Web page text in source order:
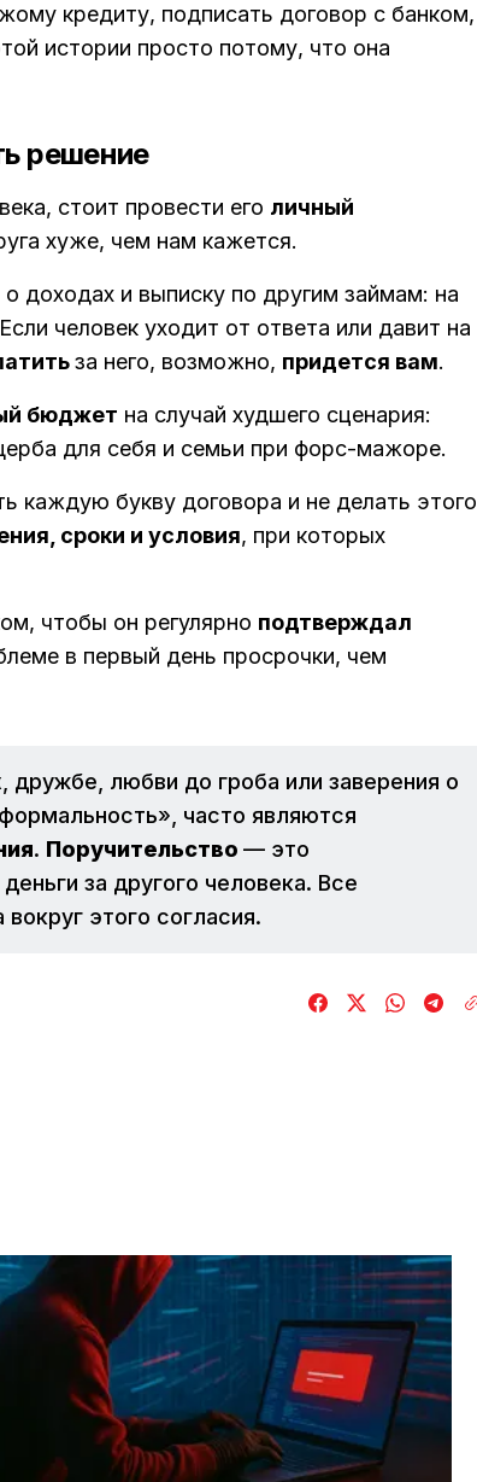
кредиту, подписать договор с банком,
истории просто потому, что она
решение
стоит провести его личный
хуже, чем нам кажется.
о доходах и выписку по другим займам: на
человек уходит от ответа или давит на
за него, возможно, придется вам.
бюджет на случай худшего сценария:
для себя и семьи при форс-мажоре.
каждую букву договора и не делать этого
сроки и условия, при которых
чтобы он регулярно подтверждал
в первый день просрочки, чем
любви до гроба или заверения о
часто являются
. Поручительство — это
за другого человека. Все
этого согласия.